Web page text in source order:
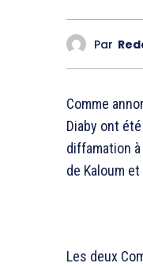
Par
Comme
Diaby ont
diffamation
de Kaloum
Les deux